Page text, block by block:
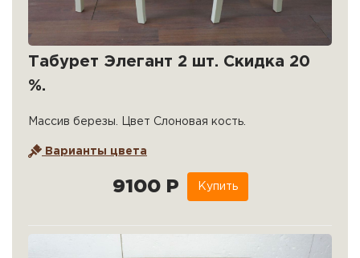
Табурет Элегант 2 шт. Скидка 20
%.
Массив березы. Цвет Слоновая кость.
Варианты цвета
9100 Р Купить